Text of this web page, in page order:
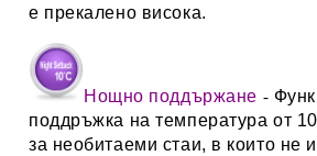
е прекалено висока.
Нощно поддържане -
поддръжка на температура от
за необитаеми стаи, в които не